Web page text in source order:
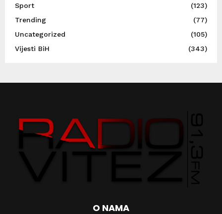
Sport
(123)
Trending
(77)
Uncategorized
(105)
Vijesti BiH
(343)
O NAMA